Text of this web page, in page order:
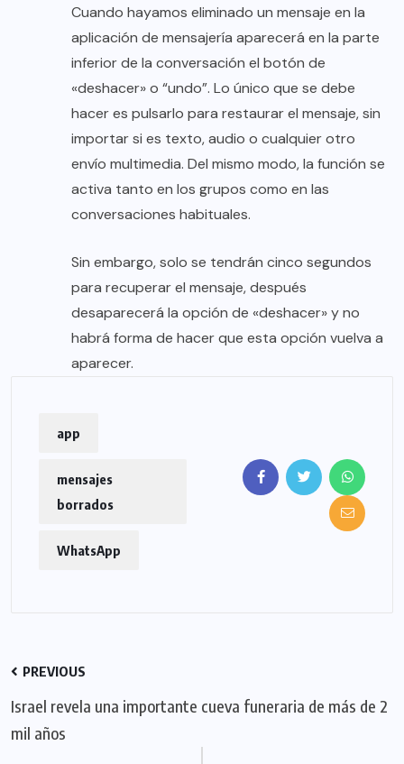
Cuando hayamos eliminado un mensaje en la
aplicación de mensajería aparecerá en la parte
inferior de la conversación el botón de
«deshacer» o “undo”. Lo único que se debe
hacer es pulsarlo para restaurar el mensaje, sin
importar si es texto, audio o cualquier otro
envío multimedia. Del mismo modo, la función se
activa tanto en los grupos como en las
conversaciones habituales.
Sin embargo, solo se tendrán cinco segundos
para recuperar el mensaje, después
desaparecerá la opción de «deshacer» y no
habrá forma de hacer que esta opción vuelva a
aparecer.
app
mensajes
borrados
WhatsApp
PREVIOUS
Israel revela una importante cueva funeraria de más de 2
mil años